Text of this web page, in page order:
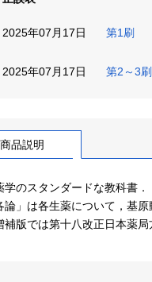
2025年07月17日 第1刷
2025年07月17日 第2～3刷
商品説明
学のスタンダードな教科書
論」は各生薬について，基
補版では第十八改正日本薬